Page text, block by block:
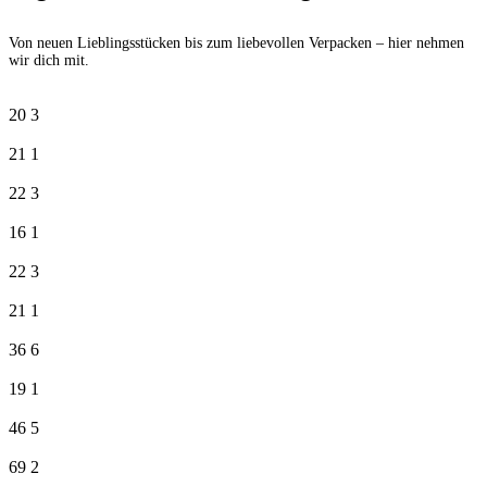
Von neuen Lieblingsstücken bis zum liebevollen Verpacken – hier nehmen
wir dich mit.
20 3
21 1
22 3
16 1
22 3
21 1
36 6
19 1
46 5
69 2